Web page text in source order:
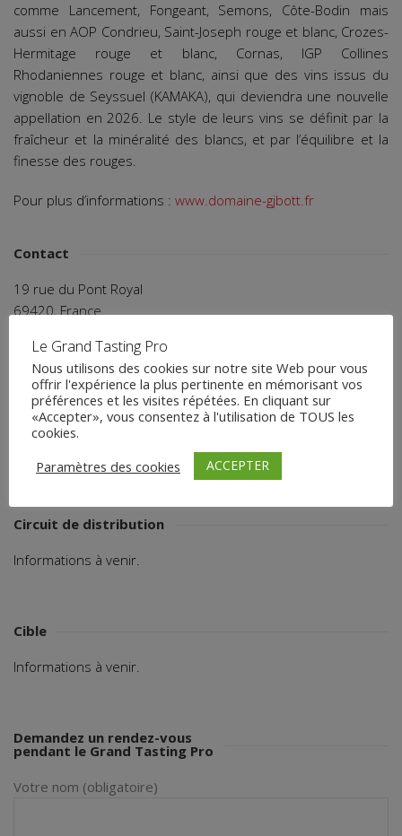
comme Lancement, Fongeant, Semons, Côte-Bodin mais
aussi en AOP Condrieu, Saint-Joseph rouge et blanc, Crozes-
Hermitage rouge et blanc, Cornas, IGP Collines
Rhodaniennes rouge et blanc, ainsi que des vins issus du
vignoble de Seyssuel (KAMAKA), qui deviendra une nouvelle
appellation en 2026. Le style de leurs vins se définit par la
fraîcheur et la minéralité des blancs, et par l’équilibre et la
finesse des rouges.
Pour plus d’informations : www.domaine-gjbott.fr
Contact
19 rue du Pont Royal
69420, France
bott@domaine-gjbott.fr
ACCÉDEZ AU SITE
Partagez :
Circuit de distribution
Informations à venir.
Cible
Informations à venir.
Demandez un rendez-vous
pendant le Grand Tasting Pro
Votre nom (obligatoire)
Le Grand Tasting Pro
Nous utilisons des cookies sur notre site Web pour vous
offrir l'expérience la plus pertinente en mémorisant vos
préférences et les visites répétées. En cliquant sur
«Accepter», vous consentez à l'utilisation de TOUS les
cookies.
Paramètres des cookies
ACCEPTER